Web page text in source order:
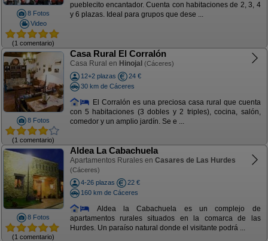
8 Fotos
Video
(1 comentario)
pueblecito encantador. Cuenta con habitaciones de 2, 3, 4
y 6 plazas. Ideal para grupos que dese ...
8 Fotos
(1 comentario)
Casa Rural El Corralón
Casa Rural en Hinojal (Cáceres)
12+2 plazas
24 €
30 km de Cáceres
El Corralón es una preciosa casa rural que cuenta
con 5 habitaciones (3 dobles y 2 triples), cocina, salón,
comedor y un amplio jardín. Se e ...
8 Fotos
(1 comentario)
Aldea La Cabachuela
Apartamentos Rurales en Casares de Las Hurdes
(Cáceres)
4-26 plazas
22 €
160 km de Cáceres
Aldea la Cabachuela es un complejo de
apartamentos rurales situados en la comarca de las
Hurdes. Un paraíso natural donde el visitante podrá ...